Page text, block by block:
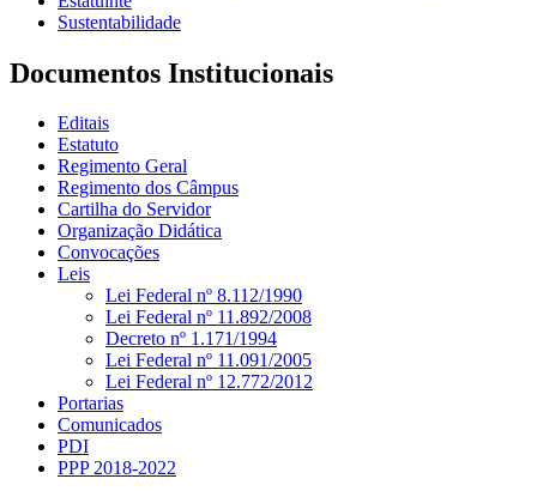
Sustentabilidade
Documentos Institucionais
Editais
Estatuto
Regimento Geral
Regimento dos Câmpus
Cartilha do Servidor
Organização Didática
Convocações
Leis
Lei Federal nº 8.112/1990
Lei Federal nº 11.892/2008
Decreto nº 1.171/1994
Lei Federal nº 11.091/2005
Lei Federal nº 12.772/2012
Portarias
Comunicados
PDI
PPP 2018-2022